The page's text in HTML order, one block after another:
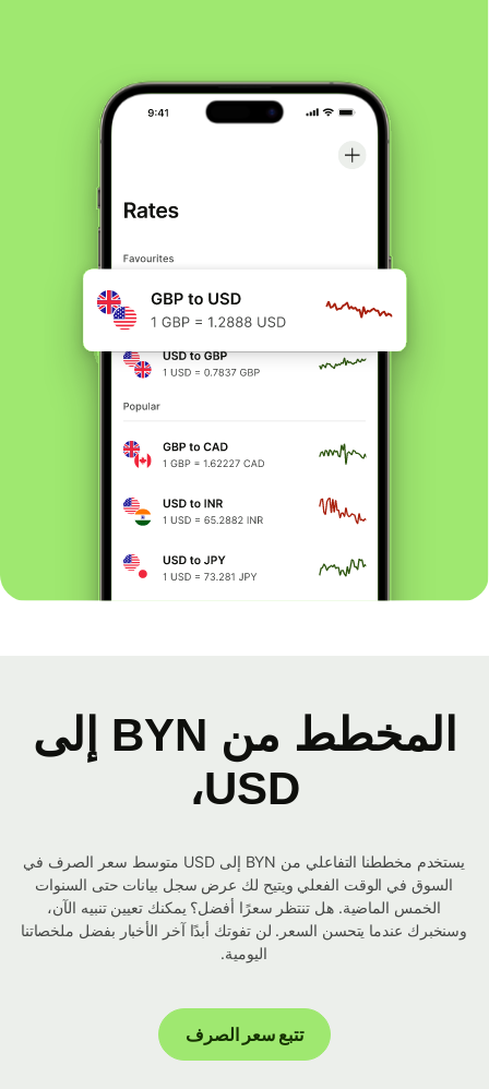
المخطط من BYN إلى
USD،
يستخدم مخططنا التفاعلي من BYN إلى USD متوسط ​​سعر الصرف في
السوق في الوقت الفعلي ويتيح لك عرض سجل بيانات حتى السنوات
الخمس الماضية. هل تنتظر سعرًا أفضل؟ يمكنك تعيين تنبيه الآن،
وسنخبرك عندما يتحسن السعر. لن تفوتك أبدًا آخر الأخبار بفضل ملخصاتنا
اليومية.
تتبع سعر الصرف